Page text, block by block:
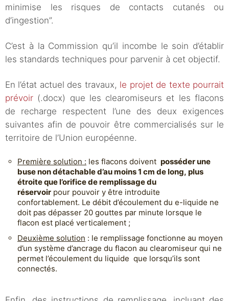
minimise les risques de contacts cutanés ou
d’ingestion”.
C’est à la Commission qu’il incombe le soin d’établir
les standards techniques pour parvenir à cet objectif.
En l’état actuel des travaux, le projet de texte pourrait
prévoir (.docx) que les clearomiseurs et les flacons
de recharge respectent l’une des deux exigences
suivantes afin de pouvoir être commercialisés sur le
territoire de l’Union européenne.
Première solution : les flacons doivent posséder une
buse non détachable d’au moins 1 cm de long, plus
étroite que l’orifice de remplissage du
réservoir pour pouvoir y être introduite
confortablement. Le débit d’écoulement du e-liquide ne
doit pas dépasser 20 gouttes par minute lorsque le
flacon est placé verticalement ;
Deuxième solution : le remplissage fonctionne au moyen
d’un système d’ancrage du flacon au clearomiseur qui ne
permet l’écoulement du liquide que lorsqu’ils sont
connectés.